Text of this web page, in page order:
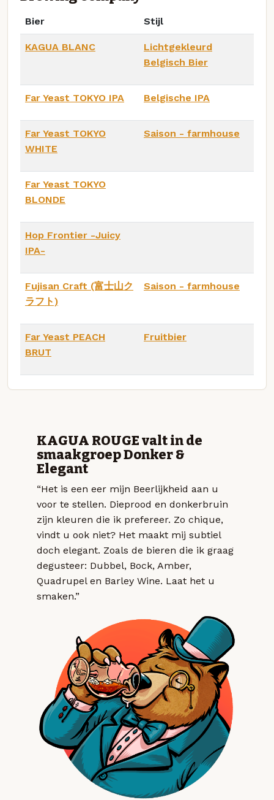
Bier Stijl
KAGUA BLANC
Lichtgekleurd
Belgisch Bier
Far Yeast TOKYO IPA Belgische IPA
Far Yeast TOKYO
WHITE
Saison - farmhouse
Far Yeast TOKYO
BLONDE
Hop Frontier -Juicy
IPA-
Fujisan Craft (富士山ク
ラフト)
Saison - farmhouse
Far Yeast PEACH
BRUT
Fruitbier
KAGUA ROUGE valt in de
smaakgroep Donker &
Elegant
“Het is een eer mijn Beerlijkheid aan u
voor te stellen. Dieprood en donkerbruin
zijn kleuren die ik prefereer. Zo chique,
vindt u ook niet? Het maakt mij subtiel
doch elegant. Zoals de bieren die ik graag
degusteer: Dubbel, Bock, Amber,
Quadrupel en Barley Wine. Laat het u
smaken.”